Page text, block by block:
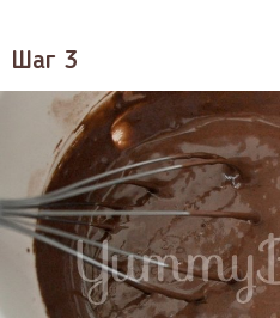
Шаг 3